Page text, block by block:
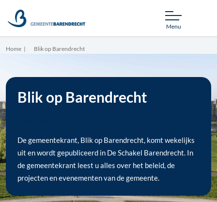
Menu
Home Blik op Barendrecht
Blik op Barendrecht
De gemeentekrant, Blik op Barendrecht, komt wekelijks
uit en wordt gepubliceerd in De Schakel Barendrecht. In
de gemeentekrant leest u alles over het beleid, de
projecten en evenementen van de gemeente.